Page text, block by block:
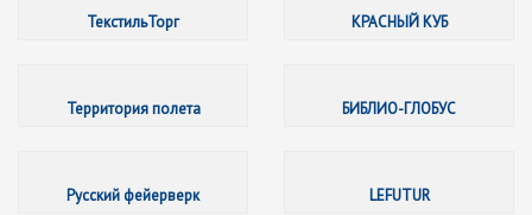
ТекстильТорг
КРАСНЫЙ КУБ
Территория полета
БИБЛИО-ГЛОБУС
Русский фейерверк
LEFUTUR